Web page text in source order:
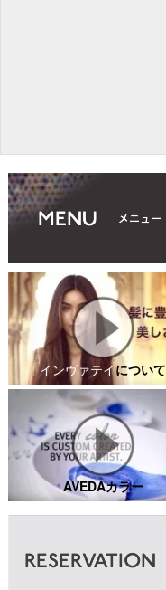
インヴァテイについて
AVEDAカラー